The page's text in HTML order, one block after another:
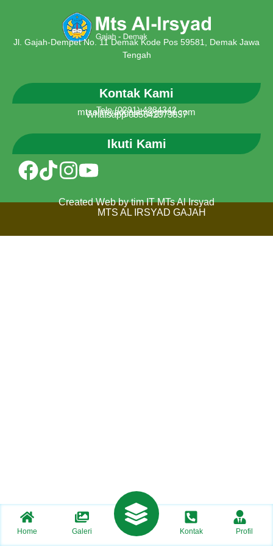
Home Galeri Kontak Profil
Jl. Gajah-Dempet No. 11 Demak Kode Pos 59581, Demak Jawa
Tengah
Kontak Kami
Telp (0291) 4284342
mtsalirsyadgajah@gmail.com
Whatsapp 085642373837
Ikuti Kami
MTS AL IRSYAD GAJAH
Created Web by tim IT MTs Al Irsyad